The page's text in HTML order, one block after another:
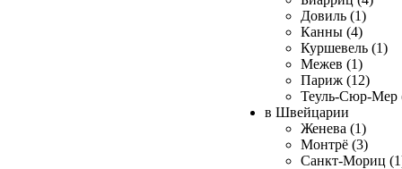
Довиль (1)
Канны (4)
Куршевель (1)
Межев (1)
Париж (12)
Теуль-Сюр-Мер
в Швейцарии
Женева (1)
Монтрё (3)
Санкт-Мориц